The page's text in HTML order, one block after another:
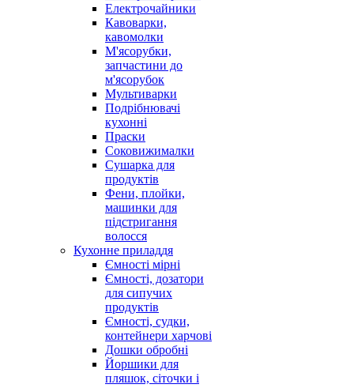
Електрочайники
Кавоварки,
кавомолки
М'ясорубки,
запчастини до
м'ясорубок
Мультиварки
Подрібнювачі
кухонні
Праски
Соковижималки
Сушарка для
продуктів
Фени, плойки,
машинки для
підстригання
волосся
Кухонне приладдя
Ємності мірні
Ємності, дозатори
для сипучих
продуктів
Ємності, судки,
контейнери харчові
Дошки обробні
Йоршики для
пляшок, сіточки і